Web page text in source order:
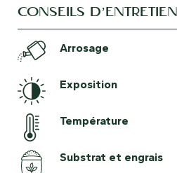
CONSEILS D’ENTRETIEN
Arrosage
Exposition
Température
Substrat et engrais